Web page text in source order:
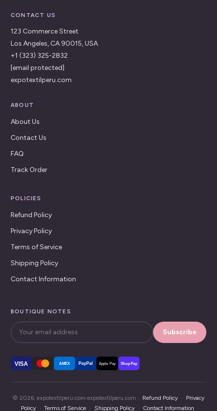
CONTACT US
123 Commerce Street
Los Angeles, CA 90015, USA
+1 (323) 325-2832
[email protected]
expotextilperu.com
ABOUT
About Us
Contact Us
FAQ
Track Order
POLICIES
Refund Policy
Privacy Policy
Terms of Service
Shipping Policy
Contact Information
BOUTIQUE NOTES
Subscribe
VISA AMEX PayPal Apple Pay Shop Pay
© 2026, expotextilperu.com expotextilperu.com · Refund Policy ·
Privacy
Policy · Terms of Service · Shipping Policy · Contact Information